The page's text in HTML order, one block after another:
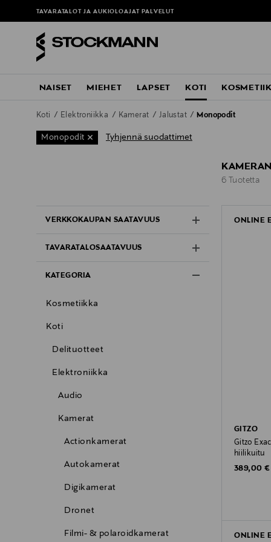
TAVARATALOT JA AUKIOLOAJAT PALVELUT
NAISET MIEHET LAPSET KOTI
Koti Elektroniikka Kamerat Jalustat Monopodit
Monopodit Tyhjennä suodattimet
VERKKOKAUPAN SAATAVUUS
TAVARATALOSAATAVUUS
KATEGORIA
Kosmetiikka
Koti
Delituotteet
Elektroniikka
Audio
Kamerat
Actionkamerat
Autokamerat
Digikamerat
Dronet
Filmi- & polaroidkamerat
6 Tuotetta
ONLINE
GITZO
Gitzo
hiilikuitu
Original
389,00 €
ONLINE